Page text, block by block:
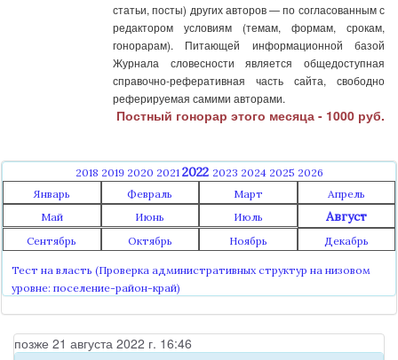
статьи, посты) других авторов — по согласованным с
редактором условиям (темам, формам, срокам,
гонорарам). Питающей информационной базой
Журнала словесности является общедоступная
справочно-реферативная часть сайта, свободно
реферируемая самими авторами.
Постный гонорар этого месяца - 1000 руб.
2018 2019 2020 2021 2022 2023 2024 2025 2026
Январь
Февраль Март
Апрель
Май
Июнь Июль Август
Сентябрь Октябрь Ноябрь Декабрь
Тест на власть (Проверка административных структур на низовом
уровне: поселение-район-край)
позже 21 августа 2022 г. 16:46